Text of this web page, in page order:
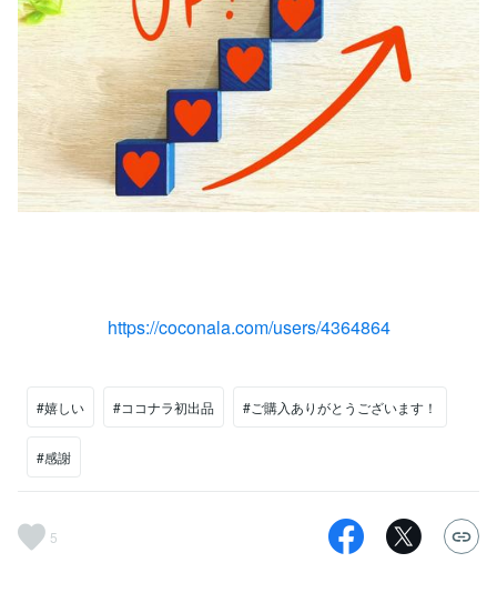
https://coconala.com/users/4364864
#嬉しい #ココナラ初出品 #ご購入ありがとうございます！
#感謝
5